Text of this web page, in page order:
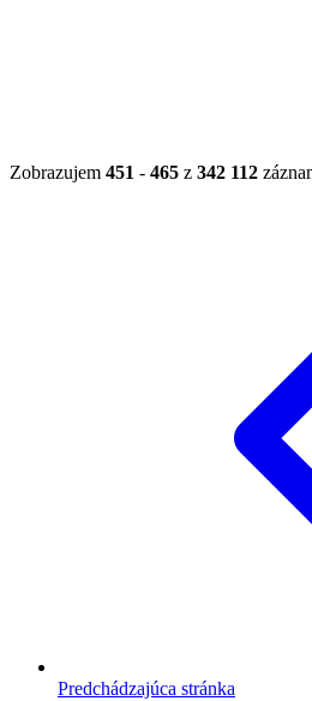
Zobrazujem 451 - 465 z 342 112
Predchádzajúca stránka